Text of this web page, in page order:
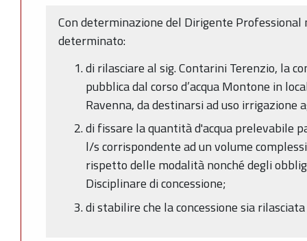
Con determinazione del Dirigente
determinato:
di rilasciare al sig. Contarini Terenzio, la
pubblica dal corso d’acqua Montone in
Ravenna, da destinarsi ad uso irrigazione
di fissare la quantità d'acqua prelevabile
l/s corrispondente ad un volume
rispetto delle modalità nonché degli
Disciplinare di concessione;
di stabilire che la concessione sia